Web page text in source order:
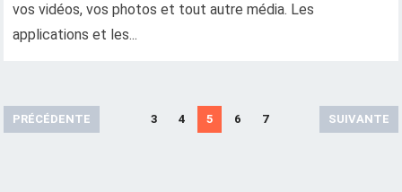
vos vidéos, vos photos et tout autre média. Les
applications et les...
APRÉCÉDENTE 3 4 5 6 7 SUIVANTE